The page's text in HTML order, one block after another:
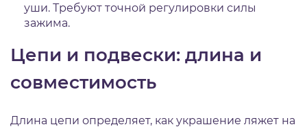
уши. Требуют точной регулировки силы
зажима.
Цепи и подвески: длина и
совместимость
Длина цепи определяет, как украшение ляжет на